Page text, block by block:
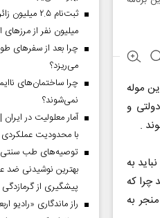
موله
و
.
به
چرا که
به
میلیون نفر از مرز‌های
چرا بعد از سفرهای
می‌ریزد؟
چرا ساختمان‌های
نمی‌شوند؟
با محدودیت
توصیه‌های طب سنتی
بهترین نوشیدنی ضد
پیشگیری از گرمازدگی
راز ماندگاری «رادیو